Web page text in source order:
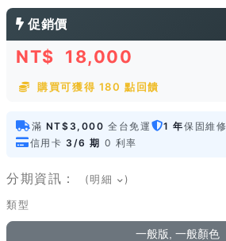
促銷價
NT$ 18,000
購買可獲得 180 點回饋
滿 NT$3,000 全台免運 1 年保固維修
信用卡 3/6 期 0 利率
分期資訊： (明細 )
類型
一般版, 一般顏色